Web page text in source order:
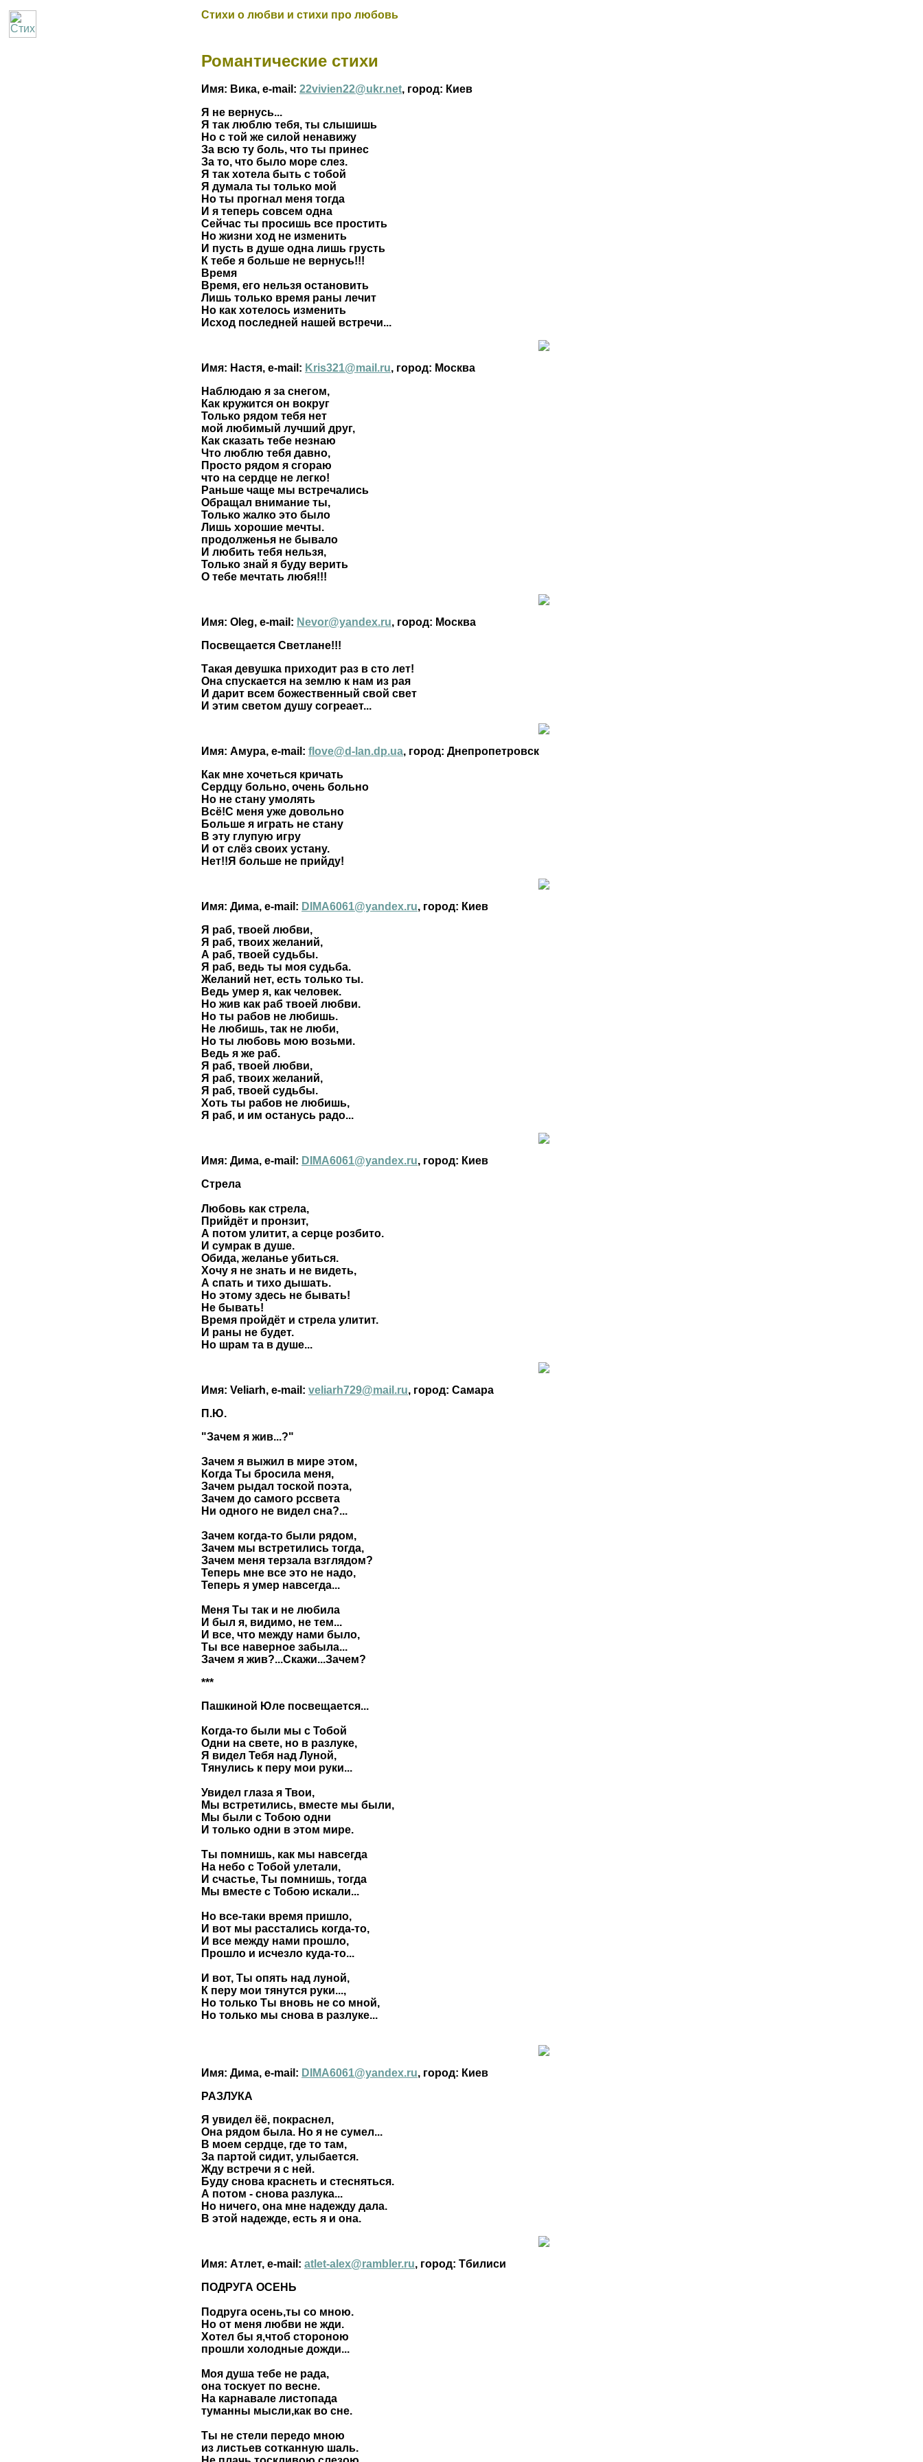
Стихи о любви и стихи про любовь
Романтические стихи
Имя: Вика, e-mail: 22vivien22@ukr.net, город: Киев
Я не вернусь...
Я так люблю тебя, ты слышишь
Но с той же силой ненавижу
За всю ту боль, что ты принес
За то, что было море слез.
Я так хотела быть с тобой
Я думала ты только мой
Но ты прогнал меня тогда
И я теперь совсем одна
Сейчас ты просишь все простить
Но жизни ход не изменить
И пусть в душе одна лишь грусть
К тебе я больше не вернусь!!!
Время
Время, его нельзя остановить
Лишь только время раны лечит
Но как хотелось изменить
Исход последней нашей встречи...
Имя: Настя, e-mail: Kris321@mail.ru, город: Москва
Наблюдаю я за снегом,
Как кружится он вокруг
Только рядом тебя нет
мой любимый лучший друг,
Как сказать тебе незнаю
Что люблю тебя давно,
Просто рядом я сгораю
что на сердце не легко!
Раньше чаще мы встречались
Обращал внимание ты,
Только жалко это было
Лишь хорошие мечты.
продолженья не бывало
И любить тебя нельзя,
Только знай я буду верить
О тебе мечтать любя!!!
Имя: Oleg, e-mail: Nevor@yandex.ru, город: Москва
Посвещается Светлане!!!
Такая девушка приходит раз в сто лет!
Она спускается на землю к нам из рая
И дарит всем божественный свой свет
И этим светом душу согреает...
Имя: Амура, e-mail: flove@d-lan.dp.ua, город: Днепропетровск
Как мне хочеться кричать
Сердцу больно, очень больно
Но не стану умолять
Всё!С меня уже довольно
Больше я играть не стану
В эту глупую игру
И от слёз своих устану.
Нет!!Я больше не прийду!
Имя: Дима, e-mail: DIMA6061@yandex.ru, город: Киев
Я раб, твоей любви,
Я раб, твоих желаний,
А раб, твоей судьбы.
Я раб, ведь ты моя судьба.
Желаний нет, есть только ты.
Ведь умер я, как человек.
Но жив как раб твоей любви.
Но ты рабов не любишь.
Не любишь, так не люби,
Но ты любовь мою возьми.
Ведь я же раб.
Я раб, твоей любви,
Я раб, твоих желаний,
Я раб, твоей судьбы.
Хоть ты рабов не любишь,
Я раб, и им останусь радо...
Имя: Дима, e-mail: DIMA6061@yandex.ru, город: Киев
Стрела
Любовь как стрела,
Прийдёт и пронзит,
А потом улитит, а серце розбито.
И сумрак в душе.
Обида, желанье убиться.
Хочу я не знать и не видеть,
А спать и тихо дышать.
Но этому здесь не бывать!
Не бывать!
Время пройдёт и стрела улитит.
И раны не будет.
Но шрам та в душе...
Имя: Veliarh, e-mail: veliarh729@mail.ru, город: Самара
П.Ю.
"Зачем я жив...?"
Зачем я выжил в мире этом,
Когда Ты бросила меня,
Зачем рыдал тоской поэта,
Зачем до самого рссвета
Ни одного не видел сна?...
Зачем когда-то были рядом,
Зачем мы встретились тогда,
Зачем меня терзала взглядом?
Теперь мне все это не надо,
Теперь я умер навсегда...
Меня Ты так и не любила
И был я, видимо, не тем...
И все, что между нами было,
Ты все наверное забыла...
Зачем я жив?...Скажи...Зачем?
***
Пашкиной Юле посвещается...
Когда-то были мы с Тобой
Одни на свете, но в разлуке,
Я видел Тебя над Луной,
Тянулись к перу мои руки...
Увидел глаза я Твои,
Мы встретились, вместе мы были,
Мы были с Тобою одни
И только одни в этом мире.
Ты помнишь, как мы навсегда
На небо с Тобой улетали,
И счастье, Ты помнишь, тогда
Мы вместе с Тобою искали...
Но все-таки время пришло,
И вот мы расстались когда-то,
И все между нами прошло,
Прошло и исчезло куда-то...
И вот, Ты опять над луной,
К перу мои тянутся руки...,
Но только Ты вновь не со мной,
Но только мы снова в разлуке...
Имя: Дима, e-mail: DIMA6061@yandex.ru, город: Киев
РАЗЛУКА
Я увидел ёё, покраснел,
Она рядом была. Но я не сумел...
В моем сердце, где то там,
За партой сидит, улыбается.
Жду встречи я с ней.
Буду снова краснеть и стесняться.
А потом - снова разлука...
Но ничего, она мне надежду дала.
В этой надежде, есть я и она.
Имя: Атлет, e-mail: atlet-alex@rambler.ru, город: Тбилиси
ПОДРУГА ОСЕНЬ
Подруга осень,ты со мною.
Но от меня любви не жди.
Хотел бы я,чтоб стороною
прошли холодные дожди...
Моя душа тебе не рада,
она тоскует по весне.
На карнавале листопада
туманны мысли,как во сне.
Ты не стели передо мною
из листьев сотканную шаль.